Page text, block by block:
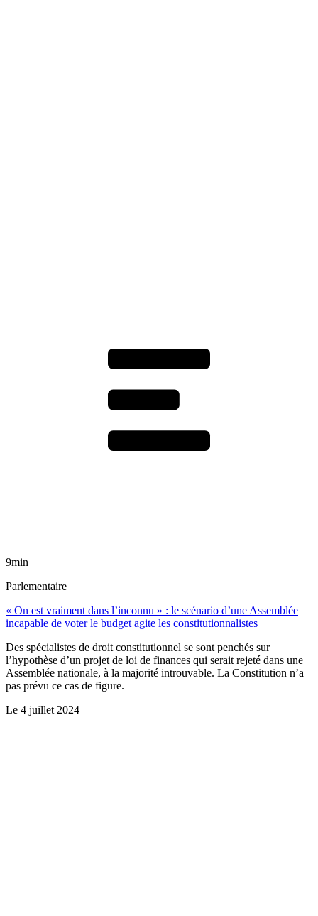
9min
Parlementaire
« On est vraiment dans l’inconnu » : le scénario d’une Assemblée
incapable de voter le budget agite les constitutionnalistes
Des spécialistes de droit constitutionnel se sont penchés sur
l’hypothèse d’un projet de loi de finances qui serait rejeté dans une
Assemblée nationale, à la majorité introuvable. La Constitution n’a
pas prévu ce cas de figure.
Le 4 juillet 2024